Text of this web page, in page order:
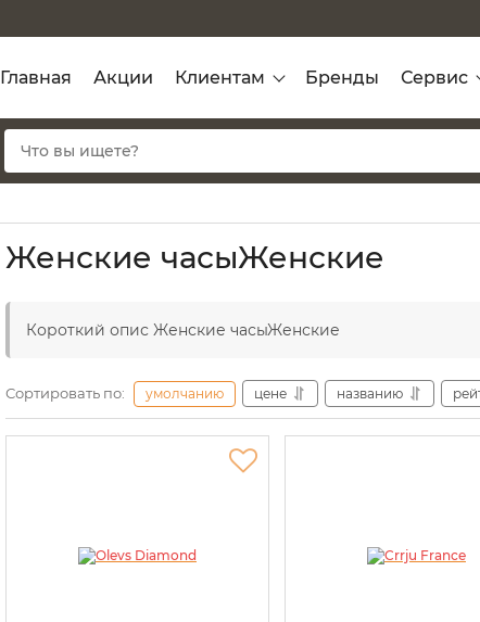
Главная Акции Клиентам Бренды Сервис
Женские часыЖенские
Короткий опис Женские часыЖенские
Сортировать по: умолчанию цене названию